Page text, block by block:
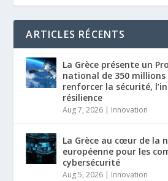
ARTICLES RÉCENTS
La Grèce présente un
national de 350 millions
renforcer la sécurité,
résilience
Aug 7, 2026 | Innovation
La Grèce au cœur de la
européenne pour les
cybersécurité
Aug 5, 2026 | Innovation